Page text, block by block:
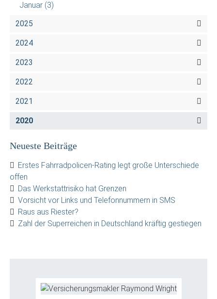
Januar (3)
2025
2024
2023
2022
2021
2020
Neueste Beiträge
Erstes Fahrradpolicen-Rating legt große Unterschiede
offen
Das Werkstattrisiko hat Grenzen
Vorsicht vor Links und Telefonnummern in SMS
Raus aus Riester?
Zahl der Superreichen in Deutschland kräftig gestiegen